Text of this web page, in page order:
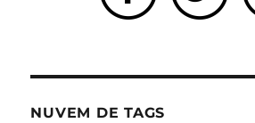
NUVEM DE TAGS